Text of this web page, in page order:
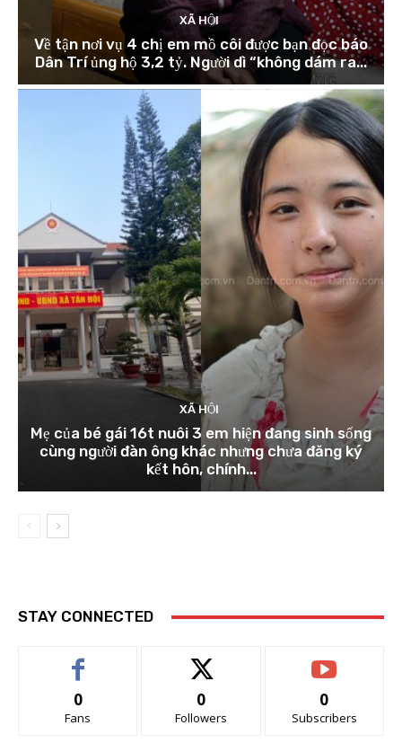
XÃ HỘI
Về tận nơi vụ 4 chị em mồ côi được bạn đọc báo
Dân Trí ủng hộ 3,2 tỷ. Người dì “không dám ra...
XÃ HỘI
Mẹ của bé gái 16t nuôi 3 em hiện đang sinh sống
cùng người đàn ông khác nhưng chưa đăng ký
kết hôn, chính...
STAY CONNECTED
0
Fans
0
Followers
0
Subscribers